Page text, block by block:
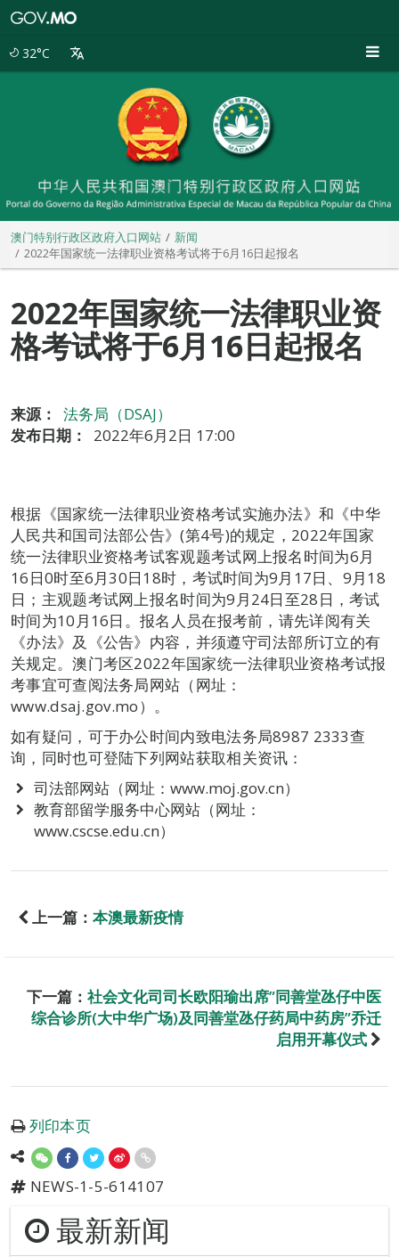
32°C
澳门特别行政区政府入口网站
新闻
2022年国家统一法律职业资格考试将于6月16日起报名
2022年国家统一法律职业资
格考试将于6月16日起报名
来源：
法务局（DSAJ）
发布日期：
2022年6月2日 17:00
根据《国家统一法律职业资格考试实施办法》和《中华
人民共和国司法部公告》(第4号)的规定，2022年国家
统一法律职业资格考试客观题考试网上报名时间为6月
16日0时至6月30日18时，考试时间为9月17日、9月18
日；主观题考试网上报名时间为9月24日至28日，考试
时间为10月16日。报名人员在报考前，请先详阅有关
《办法》及《公告》内容，并须遵守司法部所订立的有
关规定。澳门考区2022年国家统一法律职业资格考试报
考事宜可查阅法务局网站（网址：
www.dsaj.gov.mo）。
如有疑问，可于办公时间内致电法务局8987 2333查
询，同时也可登陆下列网站获取相关资讯：
司法部网站（网址：www.moj.gov.cn）
教育部留学服务中心网站（网址：
www.cscse.edu.cn）
上一篇： 本澳最新疫情
下一篇： 社会文化司司长欧阳瑜出席”同善堂氹仔中医
综合诊所(大中华广场)及同善堂氹仔药局中药房”乔迁
启用开幕仪式
列印本页
NEWS-1-5-614107
最新新闻